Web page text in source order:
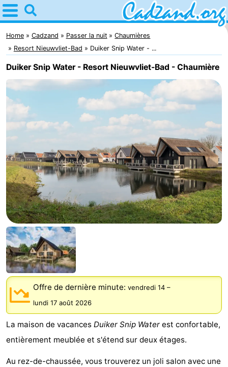
Home
Cadzand
Astuces
Avec
les
enfants
Passer
nuit
Appartements
Campings
Chaumières
-
Bad
Meersee
-
Beach
Resort
Nieuwvliet-
Bad
-
De
Meulinge
-
EuroParcs
Cadzand
-
Hoogduin
-
Résidence
Resort
-
Home Cadzand Passer la nuit
Chaumières
Resort Nieuwvliet-Bad
Duiker Snip Water - ...
Duiker Snip Water - Resort Nieuwvliet-Bad - Chaumière
Offre de dernière minute: vendredi 14 –
lundi 17 août 2026
La maison de vacances Duiker Snip Water est confortable,
entièrement meublée et s'étend sur deux étages.
Au rez-de-chaussée, vous trouverez un joli salon avec une